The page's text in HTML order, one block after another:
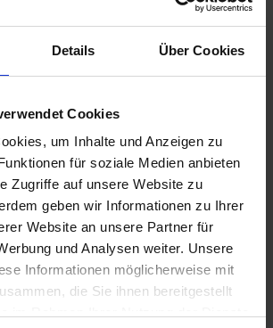
Details Über Cookies
Cookies
um Inhalte und Anzeigen zu
für soziale Medien anbieten
Zugriffe auf unsere Website zu
geben wir Informationen zu Ihrer
Website an unsere Partner für
und Analysen weiter. Unsere
Informationen möglicherweise mit
die Sie ihnen bereitgestellt